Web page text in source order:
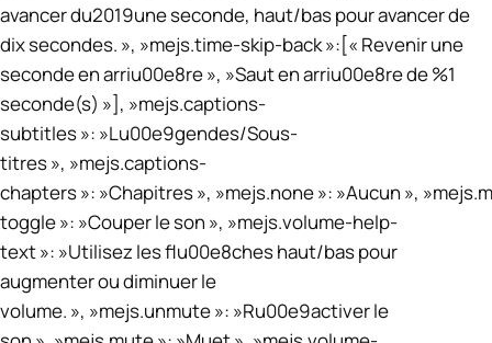
avancer du2019une seconde, haut/bas pour avancer de
dix secondes. », »mejs.time-skip-back »:[« Revenir une
seconde en arriu00e8re », »Saut en arriu00e8re de %1
seconde(s) »], »mejs.captions-
subtitles »: »Lu00e9gendes/Sous-
titres », »mejs.captions-
chapters »: »Chapitres », »mejs.none »: »Aucun »,
toggle »: »Couper le son », »mejs.volume-help-
text »: »Utilisez les flu00e8ches haut/bas pour
augmenter ou diminuer le
volume. », »mejs.unmute »: »Ru00e9activer le